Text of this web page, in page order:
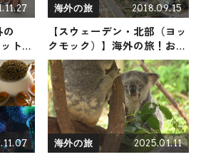
トや
海外の旅 2018.09.15
【スウェーデン・北部（ヨッ
クモック）】海外の旅！おす
すめ観光スポットやグルメを
リポート
海外の旅 2025.01.11